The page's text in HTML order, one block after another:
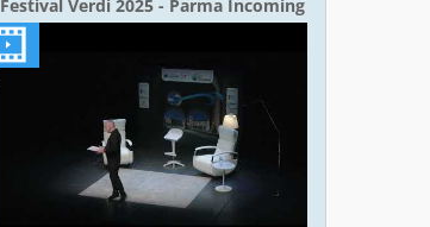
Festival Verdi 2025 - Parma Incoming